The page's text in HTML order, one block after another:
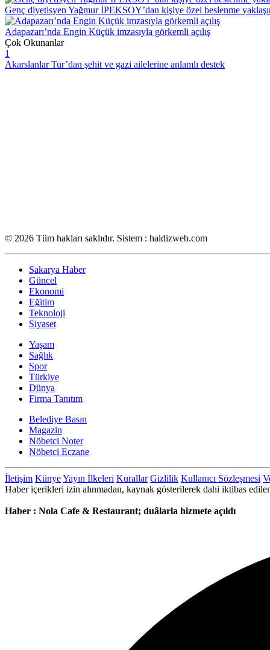
Genç diyetisyen Yağmur İPEKSOY’dan kişiye özel beslenme
Adapazarı’nda Engin Küçük imzasıyla görkemli açılış
Çok Okunanlar
1
Akarslanlar Tur’dan şehit ve gazi ailelerine anlamlı destek
© 2026 Tüm hakları saklıdır. Sistem : haldizweb.com
Sakarya Haber
Güncel
Ekonomi
Eğitim
Teknoloji
Siyaset
Yaşam
Sağlık
Spor
Türkiye
Dünya
Firma Tanıtım
Belediye Basın
Magazin
Nöbetci Noter
Nöbetci Eczane
İletişim KünyeYayın İlkeleri Kurallar Gizlilik Kullanıcı Sözleşmesi
Haber içerikleri izin alınmadan, kaynak gösterilerek dahi iktibas
Haber : Nola Cafe & Restaurant; duâlarla hizmete açıldı